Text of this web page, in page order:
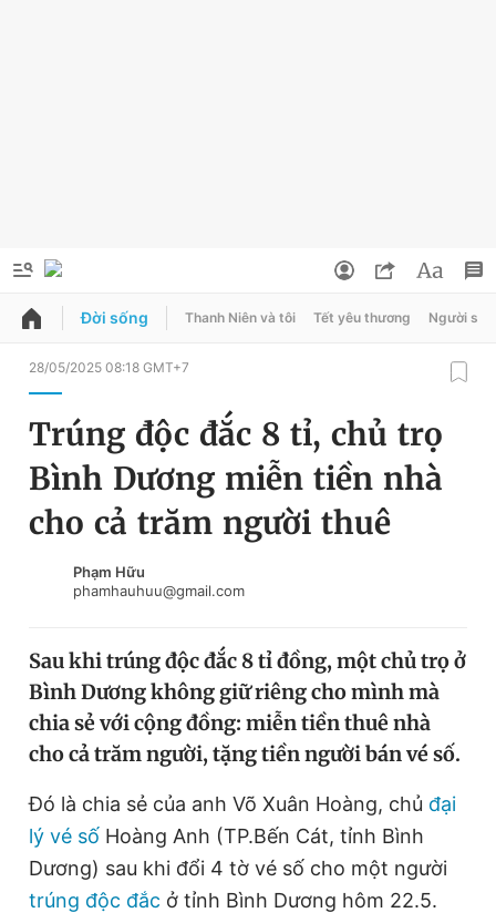
QUẢNG CÁO ĐẶT BÁO
Chuyên mục
Chuyên mục khác
Chào ngày mới
Video Magazine
Tiện ích Bạn cần biết
Thông tin tòa soạn Liên hệ quảng cáo
Đổi mật khẩu
Tin đã lưu
Đăng xuất
Đời sống Thanh Niên và tôi Tết yêu thương Người
28/05/2025 08:18 GMT+7
Trúng độc đắc 8 tỉ, chủ trọ
Bình Dương miễn tiền nhà
cho cả trăm người thuê
Phạm Hữu
phamhauhuu@gmail.com
Sau khi trúng độc đắc 8 tỉ đồng, một chủ trọ ở
Bình Dương không giữ riêng cho mình mà
chia sẻ với cộng đồng: miễn tiền thuê nhà
cho cả trăm người, tặng tiền người bán vé số.
Đó là chia sẻ của anh Võ Xuân Hoàng, chủ đại
lý vé số Hoàng Anh (TP.Bến Cát, tỉnh Bình
Dương) sau khi đổi 4 tờ vé số cho một người
trúng độc đắc ở tỉnh Bình Dương hôm 22.5.